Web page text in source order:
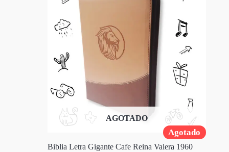
Agotado
AGOTADO
Biblia Letra Gigante Cafe Reina Valera 1960